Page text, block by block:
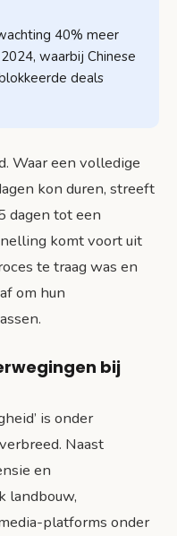
40% meer
waarbij Chinese
deals
Waar een volledige
kon duren, streeft
dagen tot een
komt voort uit
te traag was en
om hun
bij
is onder
Naast
en
landbouw,
platforms onder